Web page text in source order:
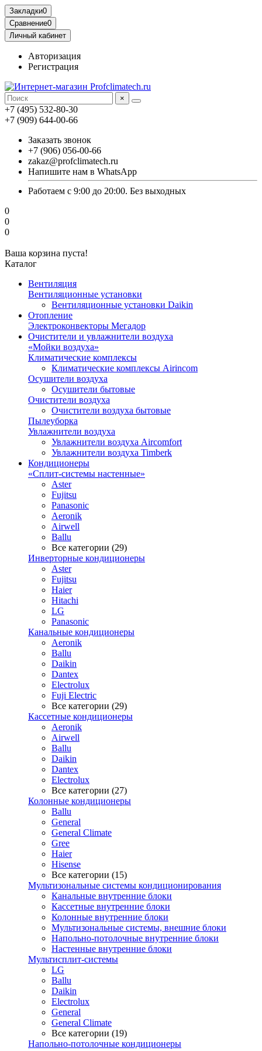
Закладки0
Сравнение0
Личный кабинет
Авторизация
Регистрация
×
+7 (495) 532-80-30
+7 (909) 644-00-66
Заказать звонок
+7 (906) 056-00-66
zakaz@profclimatech.ru
Напишите нам в WhatsApp
Работаем с 9:00 до 20:00. Без выходных
0
0
0
Ваша корзина пуста!
Каталог
Вентиляция
Вентиляционные установки
Вентиляционные установки Daikin
Отопление
Электроконвекторы Мегадор
Очистители и увлажнители воздуха
«Мойки воздуха»
Климатические комплексы
Климатические комплексы Airincom
Осушители воздуха
Осушители бытовые
Очистители воздуха
Очистители воздуха бытовые
Пылеуборка
Увлажнители воздуха
Увлажнители воздуха Aircomfort
Увлажнители воздуха Timberk
Кондиционеры
«Сплит-системы настенные»
Aster
Fujitsu
Panasonic
Aeronik
Airwell
Ballu
Все категории (29)
Инверторные кондиционеры
Aster
Fujitsu
Haier
Hitachi
LG
Panasonic
Канальные кондиционеры
Aeronik
Ballu
Daikin
Dantex
Electrolux
Fuji Electric
Все категории (29)
Кассетные кондиционеры
Aeronik
Airwell
Ballu
Daikin
Dantex
Electrolux
Все категории (27)
Колонные кондиционеры
Ballu
General
General Climate
Gree
Haier
Hisense
Все категории (15)
Мультизональные системы кондиционирования
Канальные внутренние блоки
Кассетные внутренние блоки
Колонные внутренние блоки
Мультизональные системы, внешние блоки
Напольно-потолочные внутренние блоки
Настенные внутренние блоки
Мультисплит-системы
LG
Ballu
Daikin
Electrolux
General
General Climate
Все категории (19)
Напольно-потолочные кондиционеры